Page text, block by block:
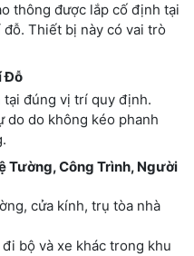
thông được lắp cố định tại
Thiết bị này có vai trò
Đỗ
đúng vị trí quy định.
do do không kéo phanh
Tường, Công Trình, Người
cửa kính, trụ tòa nhà
bộ và xe khác trong khu